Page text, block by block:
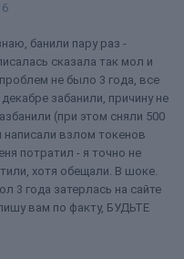
банили пару раз -
сказала так мол и
не было 3 года, все
забанили, причину не
(при этом сняли 500
написали взлом токенов
потратил - я точно не
хотя обещали. В шоке.
3 года затерлась на сайте
вам по факту, БУДЬТЕ